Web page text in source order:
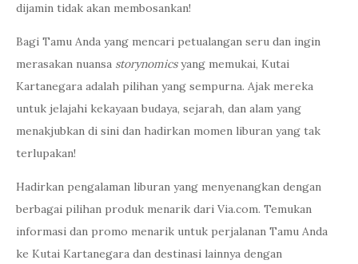
dijamin tidak akan membosankan!
Bagi Tamu Anda yang mencari petualangan seru dan ingin
merasakan nuansa storynomicsyang memukai, Kutai
Kartanegara adalah pilihan yang sempurna. Ajak mereka
untuk jelajahi kekayaan budaya, sejarah, dan alam yang
menakjubkan di sini dan hadirkan momen liburan yang tak
terlupakan!
Hadirkan pengalaman liburan yang menyenangkan dengan
berbagai pilihan produk menarik dari Via.com. Temukan
informasi dan promo menarik untuk perjalanan Tamu Anda
ke Kutai Kartanegara dan destinasi lainnya dengan